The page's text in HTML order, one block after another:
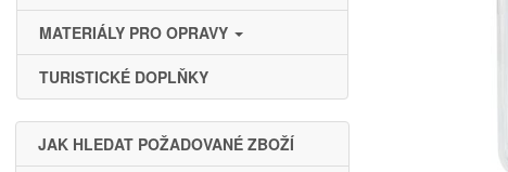
MATERIÁLY PRO OPRAVY
TURISTICKÉ DOPLŇKY
JAK HLEDAT POŽADOVANÉ ZBOŽÍ